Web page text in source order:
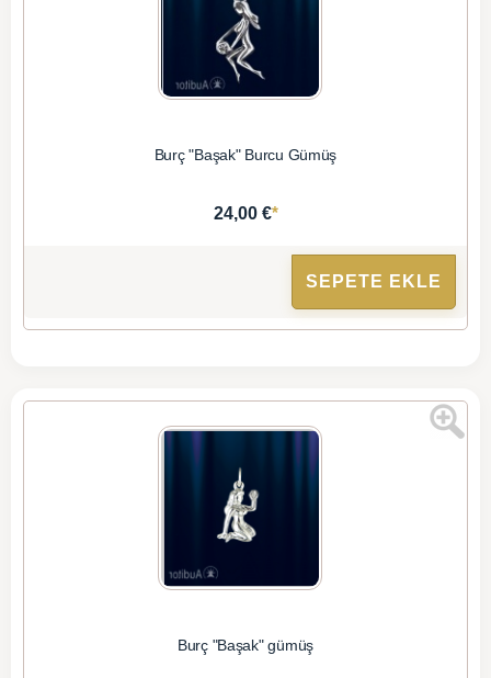
Burç "Başak" Burcu Gümüş
24,00 €*
SEPETE EKLE
Burç "Başak" gümüş